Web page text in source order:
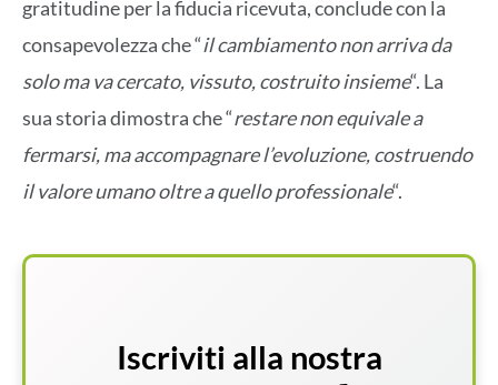
gratitudine per la fiducia ricevuta, conclude con la
consapevolezza che “il cambiamento non arriva da
solo ma va cercato, vissuto, costruito insieme“. La
sua storia dimostra che “restare non equivale a
fermarsi, ma accompagnare l’evoluzione, costruendo
il valore umano oltre a quello professionale“.
Iscriviti alla nostra